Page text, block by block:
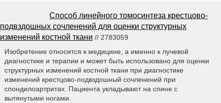
Способ линейного томосинтеза крестцово-
подвздошных сочленений для оценки структурных
изменений костной ткани // 2783059
Изобретение относится к медицине, а именно к лучевой
диагностике и терапии и может быть использовано для оценки
структурных изменений костной ткани при диагностике
изменений крестцово-подвздошный сочленений при
спондилоартритах. Пациента укладывают на спине с
вытянутыми ногами.